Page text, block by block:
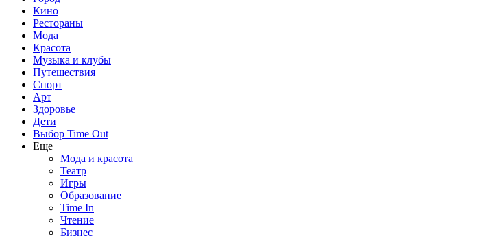
Кино
Рестораны
Мода
Красота
Музыка и клубы
Путешествия
Спорт
Арт
Здоровье
Дети
Выбор Time Out
Еще
Мода и красота
Театр
Игры
Образование
Time In
Чтение
Бизнес